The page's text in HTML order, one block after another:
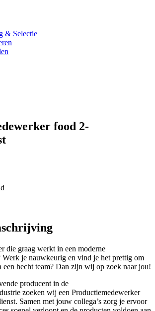
& Selectie
food 2-
die graag werkt in een moderne
je nauwkeurig en vind je het prettig om
een hecht team? Dan zijn wij op zoek naar jou!
producent in de
zoeken wij een Productiemedewerker
Samen met jouw collega’s zorg je ervoor